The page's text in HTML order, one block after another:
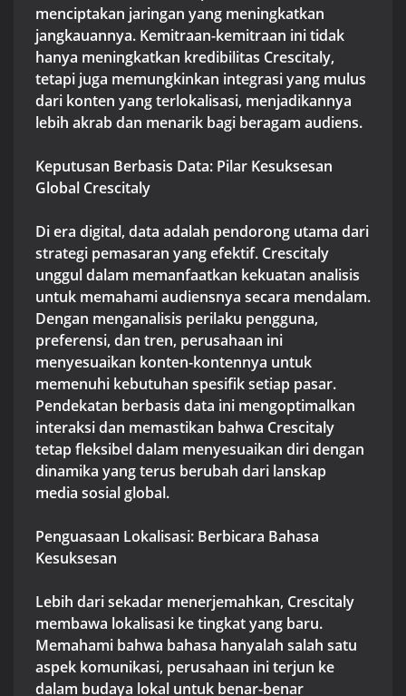
menciptakan jaringan yang meningkatkan
jangkauannya. Kemitraan-kemitraan ini tidak
hanya meningkatkan kredibilitas Crescitaly,
tetapi juga memungkinkan integrasi yang mulus
dari konten yang terlokalisasi, menjadikannya
lebih akrab dan menarik bagi beragam audiens.
Keputusan Berbasis Data: Pilar Kesuksesan
Global Crescitaly
Di era digital, data adalah pendorong utama dari
strategi pemasaran yang efektif. Crescitaly
unggul dalam memanfaatkan kekuatan analisis
untuk memahami audiensnya secara mendalam.
Dengan menganalisis perilaku pengguna,
preferensi, dan tren, perusahaan ini
menyesuaikan konten-kontennya untuk
memenuhi kebutuhan spesifik setiap pasar.
Pendekatan berbasis data ini mengoptimalkan
interaksi dan memastikan bahwa Crescitaly
tetap fleksibel dalam menyesuaikan diri dengan
dinamika yang terus berubah dari lanskap
media sosial global.
Penguasaan Lokalisasi: Berbicara Bahasa
Kesuksesan
Lebih dari sekadar menerjemahkan, Crescitaly
membawa lokalisasi ke tingkat yang baru.
Memahami bahwa bahasa hanyalah salah satu
aspek komunikasi, perusahaan ini terjun ke
dalam budaya lokal untuk benar-benar